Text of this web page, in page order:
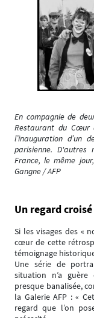
En compagnie de
Restaurant du Cœur
l’inauguration d’un
parisienne.
France, le même
Gangne / AFP
Un regard
Si les visages des «
cœur de cette
témoignage
Une série de
situation n’a guère
presque banalisée,
la Galerie AFP : «
regard que l’on